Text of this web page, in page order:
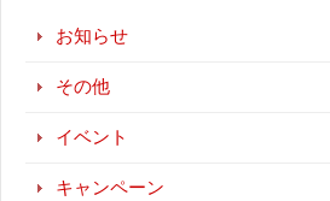
お知らせ
その他
イベント
キャンペーン